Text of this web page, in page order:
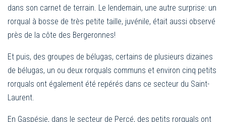
dans son carnet de terrain. Le lendemain, une autre surprise: un
rorqual à bosse de très petite taille, juvénile, était aussi observé
près de la côte des Bergeronnes!
Et puis, des groupes de bélugas, certains de plusieurs dizaines
de bélugas, un ou deux rorquals communs et environ cinq petits
rorquals ont également été repérés dans ce secteur du Saint-
Laurent.
En Gaspésie, dans le secteur de Percé, des petits rorquals ont